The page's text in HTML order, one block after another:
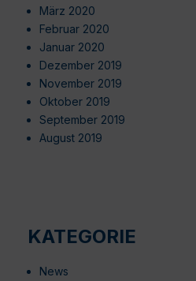
März 2020
Februar 2020
Januar 2020
Dezember 2019
November 2019
Oktober 2019
September 2019
August 2019
KATEGORIE
News